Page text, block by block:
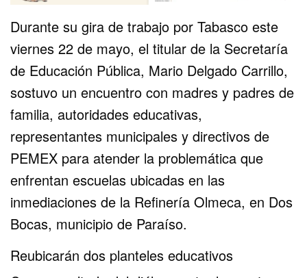
Durante su gira de trabajo por Tabasco este
viernes 22 de mayo, el titular de la Secretaría
de Educación Pública, Mario Delgado Carrillo,
sostuvo un encuentro con madres y padres de
familia, autoridades educativas,
representantes municipales y directivos de
PEMEX para atender la problemática que
enfrentan escuelas ubicadas en las
inmediaciones de la Refinería Olmeca, en Dos
Bocas, municipio de Paraíso.
Reubicarán dos planteles educativos